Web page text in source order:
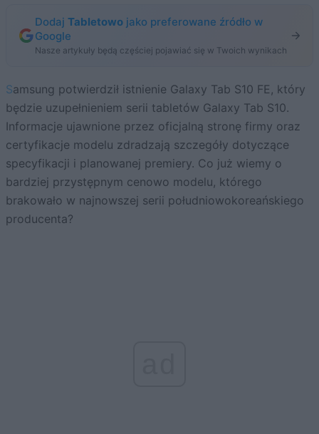
Dodaj Tabletowo jako preferowane źródło w
Google
Nasze artykuły będą częściej pojawiać się w Twoich wynikach
Samsung potwierdził istnienie Galaxy Tab S10 FE, który
będzie uzupełnieniem serii tabletów Galaxy Tab S10.
Informacje ujawnione przez oficjalną stronę firmy oraz
certyfikacje modelu zdradzają szczegóły dotyczące
specyfikacji i planowanej premiery. Co już wiemy o
bardziej przystępnym cenowo modelu, którego
brakowało w najnowszej serii południowokoreańskiego
producenta?